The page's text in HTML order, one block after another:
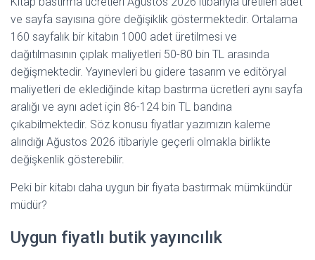
ve sayfa sayısına göre değişiklik göstermektedir. Ortalama
160 sayfalık bir kitabın 1000 adet üretilmesi ve
dağıtılmasının çıplak maliyetleri 50-80 bin TL arasında
değişmektedir. Yayınevleri bu gidere tasarım ve editöryal
maliyetleri de eklediğinde kitap bastırma ücretleri aynı sayfa
aralığı ve aynı adet için 86-124 bin TL bandına
çıkabilmektedir. Söz konusu fiyatlar yazımızın kaleme
alındığı Ağustos 2026 itibariyle geçerli olmakla birlikte
değişkenlik gösterebilir.
Peki bir kitabı daha uygun bir fiyata bastırmak mümkündür
müdür?
Uygun fiyatlı butik yayıncılık